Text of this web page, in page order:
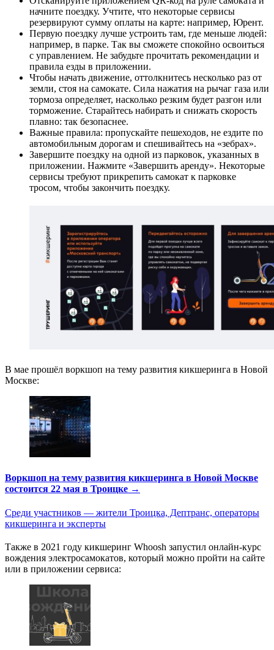
начните поездку. Учтите, что некоторые сервисы
резервируют сумму оплаты на карте: например, Юрент.
Первую поездку лучше устроить там, где меньше людей:
например, в парке. Так вы сможете спокойно освоиться
с управлением. Не забудьте прочитать рекомендации и
правила езды в приложении.
Чтобы начать движение, оттолкнитесь несколько раз от
земли, стоя на самокате. Сила нажатия на рычаг газа или
тормоза определяет, насколько резким будет разгон или
торможение. Старайтесь набирать и снижать скорость
плавно: так безопаснее.
Важные правила: пропускайте пешеходов, не ездите по
автомобильным дорогам и спешивайтесь на «зебрах».
Завершите поездку на одной из парковок, указанных в
приложении. Нажмите «Завершить аренду». Некоторые
сервисы требуют прикрепить самокат к парковке
тросом, чтобы закончить поездку.
В мае прошёл воркшоп на тему развития кикшеринга в Новой
Москве:
Воркшоп на тему развития кикшеринга в Новой Москве
состоится 22 мая в Троицке →
Среди участников — жители Троицка, Дептранс, операторы
кикшеринга и эксперты
Также в 2021 году кикшеринг Whoosh запустил онлайн-курс
вождения электросамокатов, который можно пройти на сайте
или в приложении сервиса: